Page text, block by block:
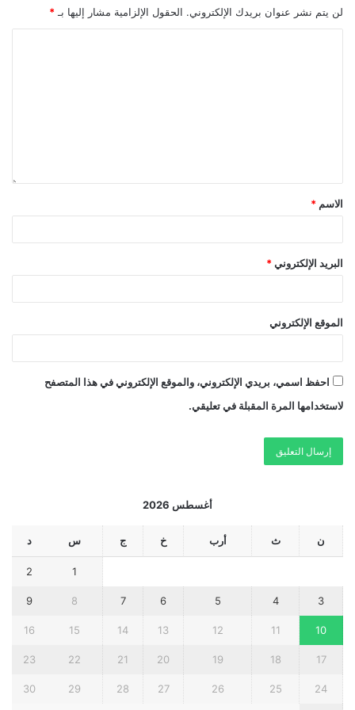
لن يتم نشر عنوان بريدك الإلكتروني. الحقول الإلزامية مشار إليها بـ *
الاسم *
البريد الإلكتروني *
الموقع الإلكتروني
احفظ اسمي، بريدي الإلكتروني، والموقع الإلكتروني في هذا المتصفح
لاستخدامها المرة المقبلة في تعليقي.
أغسطس 2026
ن ث أرب خ ج س د
1
2
3
4
5
6
7
8
9
10
11
12
13
14
15
16
17
18
19
20
21
22
23
24
25
26
27
28
29
30